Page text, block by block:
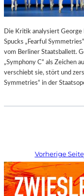
Die Kritik analysiert George
Spucks „Fearful
vom Berliner Staatsballett.
„Symphony C“ als Zeichen
verschiebt sie, stört und
Symmetries“ in der
Vorherige Seite